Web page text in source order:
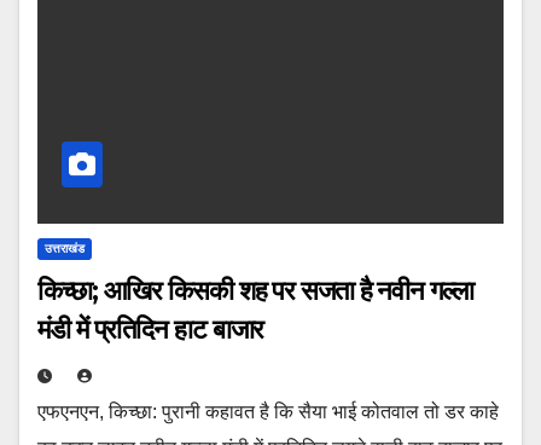
उत्तराखंड
किच्छा; आखिर किसकी शह पर सजता है नवीन गल्ला
मंडी में प्रतिदिन हाट बाजार
एफएनएन, किच्छा: पुरानी कहावत है कि सैया भाई कोतवाल तो डर काहे